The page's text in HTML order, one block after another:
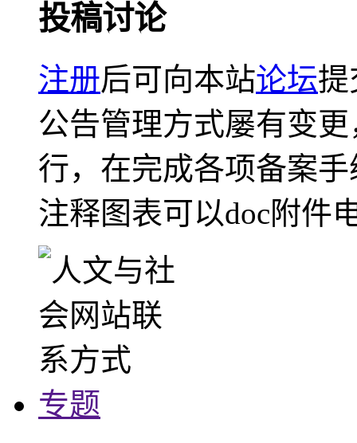
投稿讨论
注册后可向本站论坛提
公告管理方式屡有变
行，在完成各项备案
注释图表可以doc附件
专题